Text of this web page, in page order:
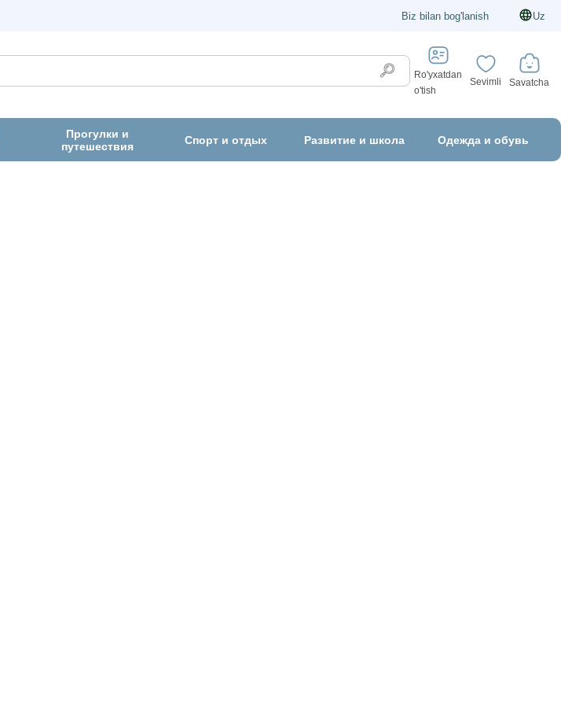
Biz bilan bog'lanish Uz
Ro'yxatdan
o'tish
Sevimli Savatcha
Прогулки и
путешествия
Спорт и отдых Развитие и школа Одежда и обувь